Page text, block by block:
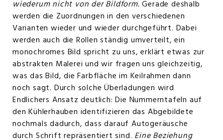
wiederum nicht von der Bildform.Gerade deshalb
werden die Zuordnungen in den verschiedenen
Varianten wieder und wieder durchgeführt. Dabei
werden auch die Rollen ständig umverteilt, ein
monochromes Bild spricht zu uns, erklärt etwas zur
abstrakten Malerei und wir fragen uns gleichzeitig,
was das Bild, die Farbfläche im Keilrahmen dann
noch sagt. Durch solche Überladungen wird
Endlichers Ansatz deutlich: Die Nummerntafeln auf
den Kühlerhauben identifizieren das Abgebildete
nochmals dadurch, dass darauf Autogeräusche
durch Schrift repräsentiert sind. Eine Beziehung